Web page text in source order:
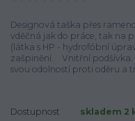
Designová taška přes
vděčná jak do práce, tak na
(látka s HP - hydrofóbní
zašpinění. Vnitřní podšívka.
svou odolností proti oděru a
Dostupnost skladem 2